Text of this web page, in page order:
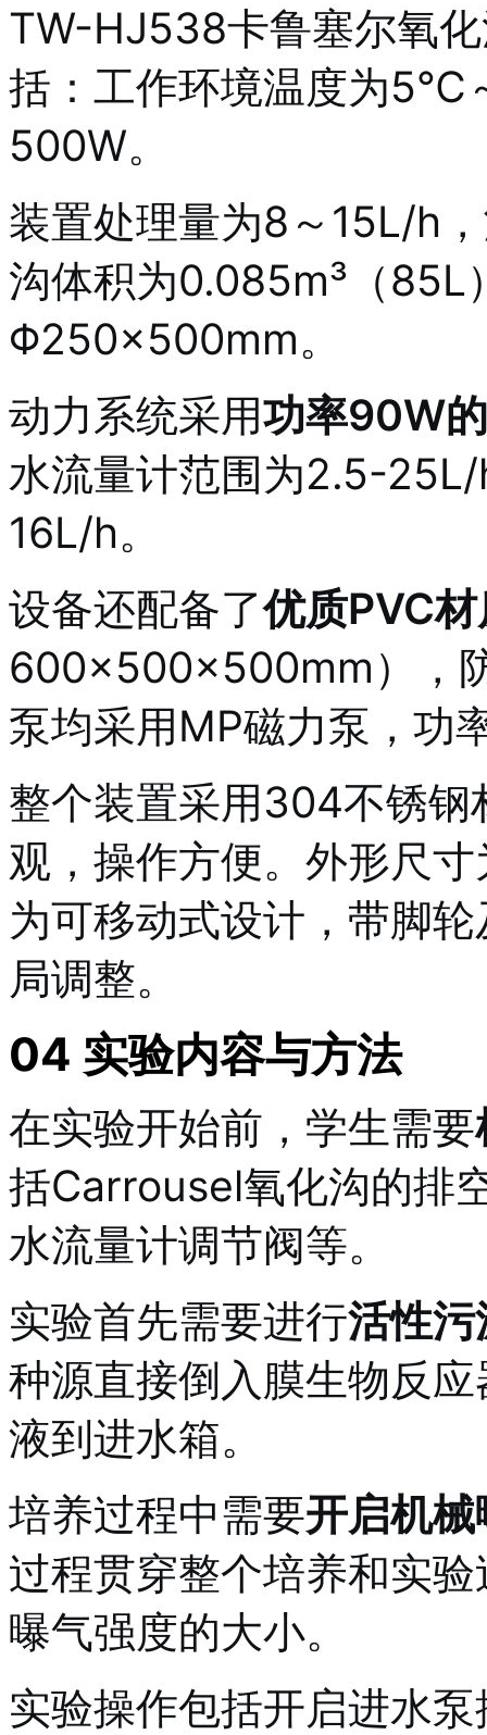
TW-HJ538卡鲁塞尔氧
括：工作环境温度为
500W。
装置处理量为8～15L/h，
沟体积为0.085m³（85L
Φ250×500mm。
动力系统采用功率90W
水流量计范围为2.5-
16L/h。
设备还配备了优质PVC
600×500×500mm），
泵均采用MP磁力泵，功
整个装置采用304不锈钢
观，操作方便。外形尺
为可移动式设计，带脚
局调整。
04 实验内容与方法
在实验开始前，学生需要
括Carrousel氧化沟的排
水流量计调节阀等。
实验首先需要进行活性
种源直接倒入膜生物反
液到进水箱。
培养过程中需要开启机
过程贯穿整个培养和实
曝气强度的大小。
实验操作包括开启进水